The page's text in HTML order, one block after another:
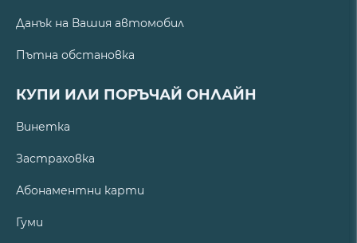
Данък на Вашия автомобил
Пътна обстановка
КУПИ ИЛИ ПОРЪЧАЙ ОНЛАЙН
Винетка
Застраховка
Абонаментни карти
Гуми